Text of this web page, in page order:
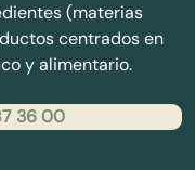
(materias
centrados en
y alimentario.
36 00